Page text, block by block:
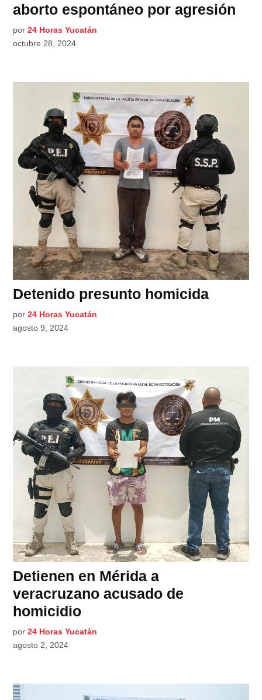
aborto espontáneo por agresión
por 24 Horas Yucatán
octubre 28, 2024
Detenido presunto homicida
por 24 Horas Yucatán
agosto 9, 2024
Detienen en Mérida a
veracruzano acusado de
homicidio
por 24 Horas Yucatán
agosto 2, 2024